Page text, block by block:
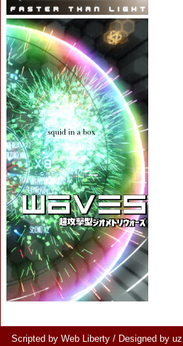
Scripted by Web Liberty / Designed by uz